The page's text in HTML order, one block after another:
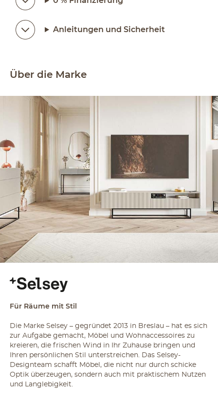
Anleitungen und Sicherheit
Über die Marke
Für Räume mit Stil
Die Marke Selsey – gegründet 2013 in Breslau – hat es sich
zur Aufgabe gemacht, Möbel und Wohnaccessoires zu
kreieren, die frischen Wind in Ihr Zuhause bringen und
Ihren persönlichen Stil unterstreichen. Das Selsey-
Designteam schafft Möbel, die nicht nur durch schicke
Optik überzeugen, sondern auch mit praktischem Nutzen
und Langlebigkeit.